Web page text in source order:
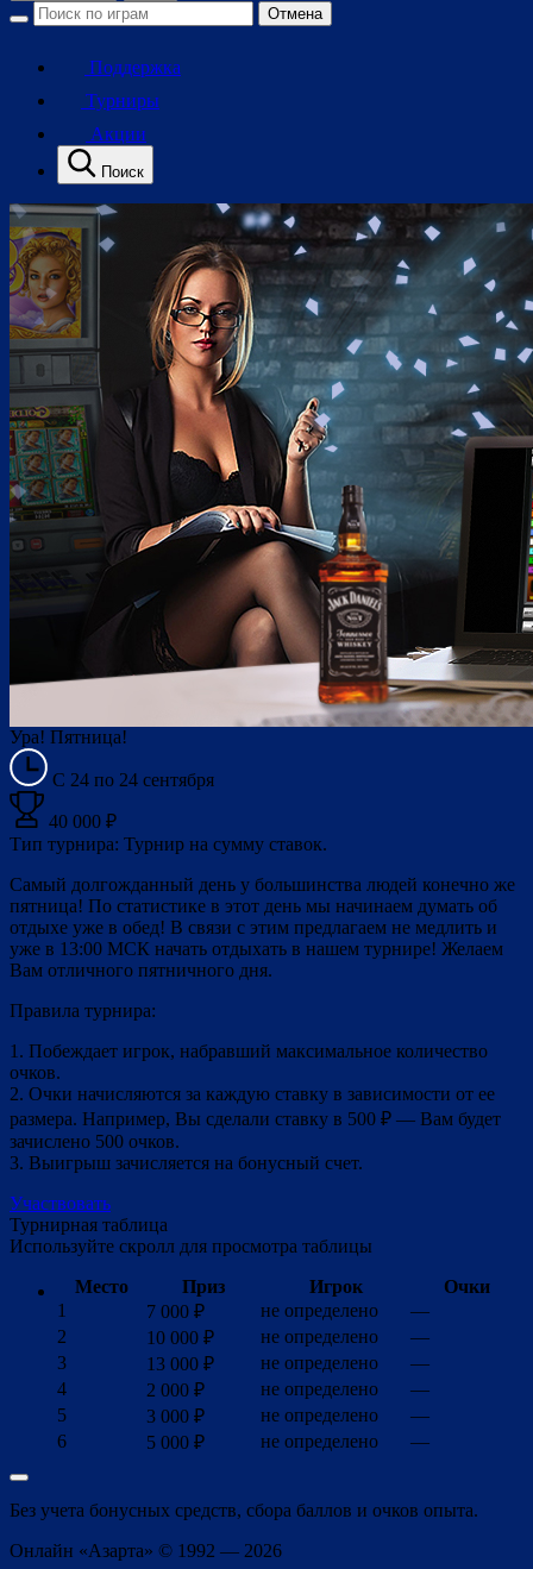
Отмена
Поддержка
Турниры
Акции
Поиск
Ура! Пятница!
С 24 по 24 сентября
40 000 ₽
Тип турнира: Турнир на сумму ставок.
Самый долгожданный день у большинства людей конечно же
пятница! По статистике в этот день мы начинаем думать об
отдыхе уже в обед! В связи с этим предлагаем не медлить и
уже в 13:00 МСК начать отдыхать в нашем турнире! Желаем
Вам отличного пятничного дня.
Правила турнира:
1. Побеждает игрок, набравший максимальное количество
очков.
2. Очки начисляются за каждую ставку в зависимости от ее
размера. Например, Вы сделали ставку в 500 ₽ — Вам будет
зачислено 500 очков.
3. Выигрыш зачисляется на бонусный счет.
Участвовать
Турнирная таблица
Используйте скролл для просмотра таблицы
Место
Приз Игрок
Очки
1
7 000 ₽ не определено
—
2
10 000 ₽ не определено
—
3
13 000 ₽ не определено
—
4
2 000 ₽ не определено
—
5
3 000 ₽ не определено
—
6
5 000 ₽ не определено —
Без учета бонусных средств, сбора баллов и очков опыта.
Онлайн «Азарта» © 1992 — 2026